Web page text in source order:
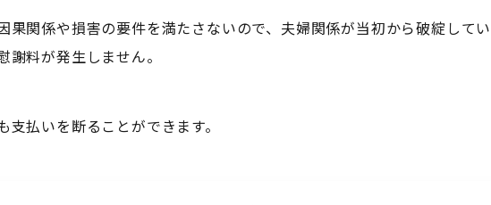
果関係や損害の要件を満たさないので、夫婦関係が当初から破綻してい
謝料が発生しません。
払いを断ることができます。